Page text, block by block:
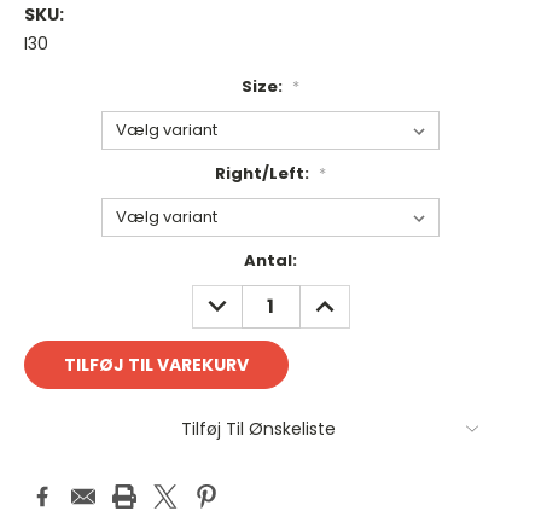
SKU:
I30
Size: *
Right/Left: *
Antal:
REDUCER
ANTAL:
FORØG
ANTAL:
Tilføj Til Ønskeliste